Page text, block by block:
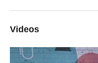
Videos